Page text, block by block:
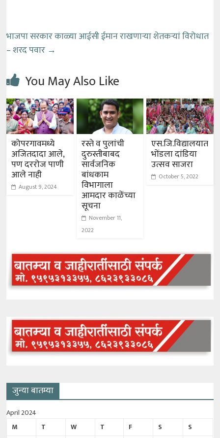
भाजपा सरकार काळ्या आईसी ईमान राखणाऱ्या शेतकऱ्यां विरोधात
– शरद पवार →
You May Also Like
कोपरगावमध्ये
अजितदादा आले,
पण दररोज पाणी
आले नाही
August 9, 2024
रस्ते व पुलांची
दुरुस्तीबाबद
सार्वजनिक
बांधकाम
विभागाला
आमदार काळेंच्या
सूचना
November 11,
2022
एस.जि.विद्यालयात
भोंडला दांडिया
उत्सव साजरा
October 5, 2022
जुन्या बातम्या
April 2024
M
T W T F S S